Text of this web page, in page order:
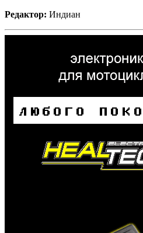
Редактор: Индиан